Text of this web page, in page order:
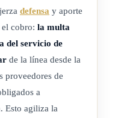
necesarios,
que se crea en el
emergencias reportadas
que permita la
defensa y aporte
cobro: la multa
del servicio de
de la línea desde la
proveedores de
a
Esto agiliza la